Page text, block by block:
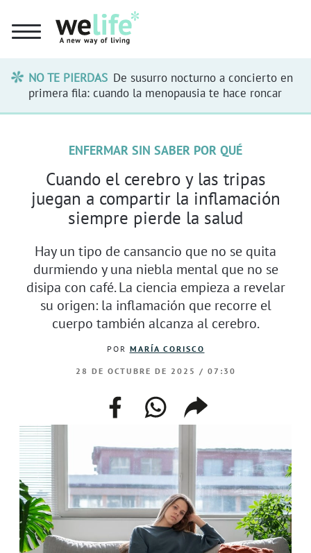
NO TE PIERDAS De susurro nocturno a concierto en
primera fila: cuando la menopausia te hace roncar
ENFERMAR SIN SABER POR QUÉ
Cuando el cerebro y las tripas
juegan a compartir la inflamación
siempre pierde la salud
Hay un tipo de cansancio que no se quita
durmiendo y una niebla mental que no se
disipa con café. La ciencia empieza a revelar
su origen: la inflamación que recorre el
cuerpo también alcanza al cerebro.
POR MARÍA CORISCO
28 DE OCTUBRE DE 2025 / 07:30
facebookwhatsappcompartir
enlace